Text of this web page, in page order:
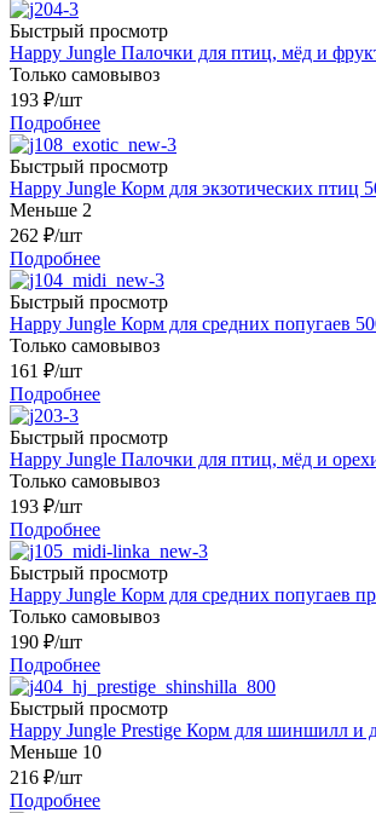
Быстрый просмотр
Happy Jungle Палочки для птиц, мёд и
Только самовывоз
193 ₽/шт
Подробнее
Быстрый просмотр
Happy Jungle Корм для экзотических птиц
Меньше 2
262 ₽/шт
Подробнее
Быстрый просмотр
Happy Jungle Корм для средних попугаев
Только самовывоз
161 ₽/шт
Подробнее
Быстрый просмотр
Happy Jungle Палочки для птиц, мёд и
Только самовывоз
193 ₽/шт
Подробнее
Быстрый просмотр
Happy Jungle Корм для средних попугаев
Только самовывоз
190 ₽/шт
Подробнее
Быстрый просмотр
Happy Jungle Prestige Корм для шиншилл и
Меньше 10
216 ₽/шт
Подробнее